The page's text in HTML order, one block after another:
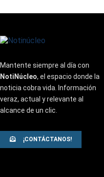
Mantente siempre al día con
NotiNúcleo, el espacio donde la
noticia cobra vida. Información
veraz, actual y relevante al
alcance de un clic.
¡CONTÁCTANOS!